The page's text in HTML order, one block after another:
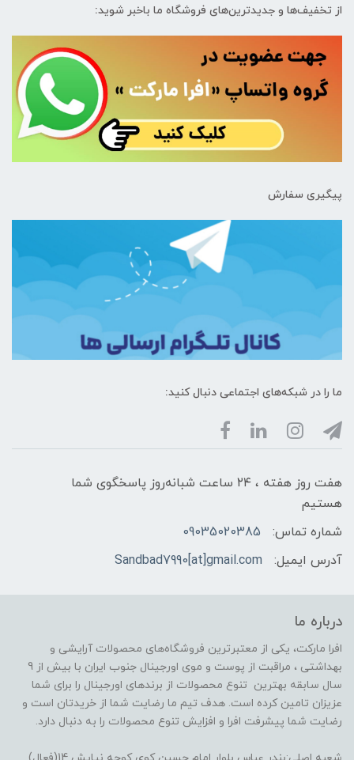
از تخفیف‌ها و جدیدترین‌های فروشگاه ما باخبر شوید:
پیگیری سفارش
ما را در شبکه‌های اجتماعی دنبال کنید:
هفت روز هفته ، ۲۴ ساعت شبانه‌روز پاسخگوی شما
هستیم
شماره تماس:
09035020385
آدرس ایمیل:
Sandbad7990[at]gmail.com
درباره ما
افرا مارکت، یکی از معتبرترین فروشگاه‌های محصولات آرایشی و
بهداشتی ، مراقبت از پوست و موی اورجینال جنوب ایران با بیش از 9
سال سابقه بهترین تنوع محصولات از برندهای اورجینال را برای شما
عزیزان تامین کرده است. هدف تیم ما رضایت شما از خریدتان است و
رضایت شما پیشرفت افرا و افزایش تنوع محصولات را به دنبال دارد.